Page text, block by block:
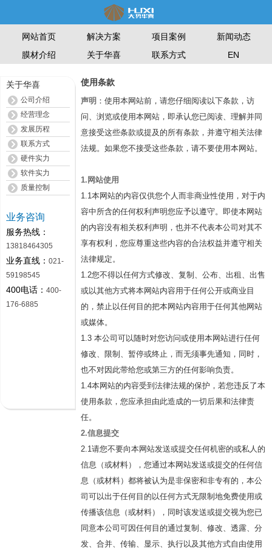
网站首页 解决方案 项目案例
新闻动态
膜材介绍
关于华喜 联系方式 EN
关于华喜
公司介绍
经营理念
发展历程
联系方式
硬件实力
软件实力
质量控制
业务咨询
服务热线：
13818464305
业务直线： 021-
59198545
400电话： 400-
176-6885
使用条款
声明 ：使用本网站前，请您仔细阅读以下条款，访
问、浏览或使用本网站，即承认您已阅读、理解并同
意接受这些条款或提及的所有条款，并遵守相关法律
法规。如果您不接受这些条款，请不要使用本网站。
1.网站使用
1.1本网站的内容仅供您个人而非商业性使用，对于内
容中所含的任何权利声明您应予以遵守。即使本网站
的内容没有相关权利声明，也并不代表本公司对其不
享有权利，您应尊重这些内容的合法权益并遵守相关
法律规定。
1.2您不得以任何方式修改、复制、公布、出租、出售
或以其他方式将本网站内容用于任何公开或商业目
的，禁止以任何目的把本网站内容用于任何其他网站
或媒体。
1.3 本公司可以随时对您访问或使用本网站进行任何
修改、限制、暂停或终止，而无须事先通知，同时，
也不对因此带给您或第三方的任何影响负责。
1.4本网站的内容受到法律法规的保护，若您违反了本
使用条款，您应承担由此造成的一切后果和法律责
任。
2.信息提交
2.1请您不要向本网站发送或提交任何机密的或私人的
信息（或材料），您通过本网站发送或提交的任何信
息（或材料）都将被认为是非保密和非专有的，本公
司可以出于任何目的以任何方式无限制地免费使用或
传播该信息（或材料），同时该发送或提交视为您已
同意本公司可因任何目的通过复制、修改、透露、分
发、合并、传输、显示、执行以及其他方式自由使用